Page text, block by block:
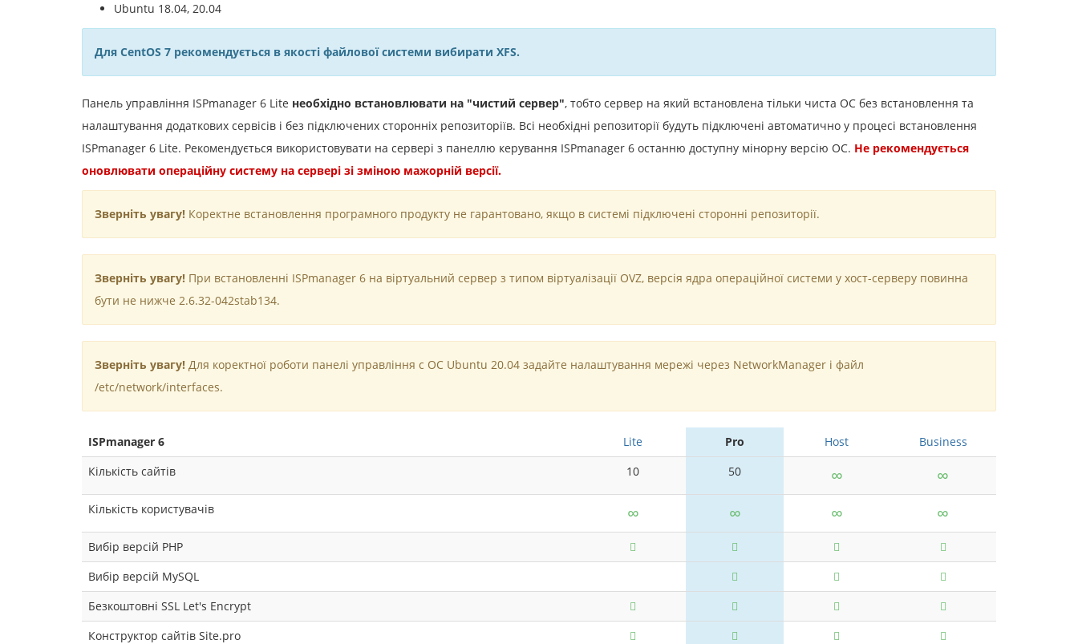
Ubuntu 18.04, 20.04
Для CentOS 7 рекомендується в якості файлової системи вибирати XFS.
Панель управління ISPmanager 6 Lite необхідно встановлювати на "чистий сервер", тобто сервер на який встановлена тільки чиста ОС без встановлення та
налаштування додаткових сервісів і без підключених сторонніх репозиторіїв. Всі необхідні репозиторії будуть підключені автоматично у процесі встановлення
ISPmanager 6 Lite. Рекомендується використовувати на сервері з панеллю керування ISPmanager 6 останню доступну мінорну версію ОС. Не рекомендується
оновлювати операційну систему на сервері зі зміною мажорній версії.
Зверніть увагу! Коректне встановлення програмного продукту не гарантовано, якщо в системі підключені сторонні репозиторії.
Зверніть увагу! При встановленні ISPmanager 6 на віртуальний сервер з типом віртуалізації OVZ, версія ядра операційної системи у хост-серверу повинна
бути не нижче 2.6.32-042stab134.
Зверніть увагу! Для коректної роботи панелі управління c ОС Ubuntu 20.04 задайте налаштування мережі через NetworkManager і файл
/etc/network/interfaces.
ISPmanager 6 Lite Pro Host
Business
Кількість сайтів
10 50 ∞ ∞
Кількість користувачів ∞ ∞ ∞ ∞
Вибір версій PHP
Вибір версій MySQL
Безкоштовні SSL Let's Encrypt
Конструктор сайтів Site.pro